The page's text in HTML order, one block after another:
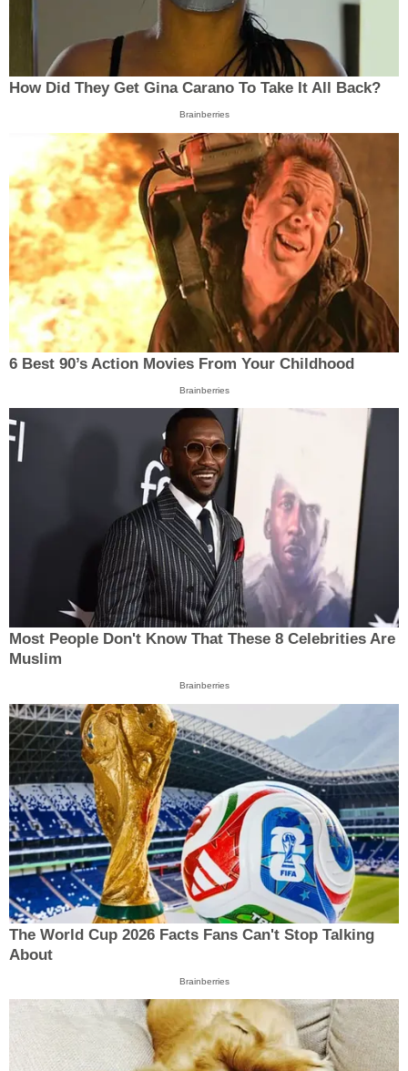
How Did They Get Gina Carano To Take It All Back?
Brainberries
6 Best 90’s Action Movies From Your Childhood
Brainberries
Most People Don't Know That These 8 Celebrities Are
Muslim
Brainberries
The World Cup 2026 Facts Fans Can't Stop Talking
About
Brainberries